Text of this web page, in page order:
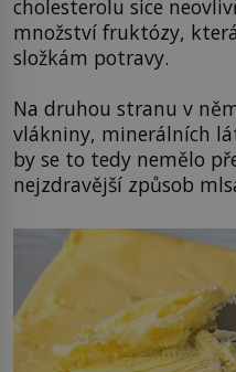
cholesterolu sice
množství fruktózy,
složkám potravy.
Na druhou stranu v
vlákniny, minerálních
by se to tedy nemělo
nejzdravější způsob